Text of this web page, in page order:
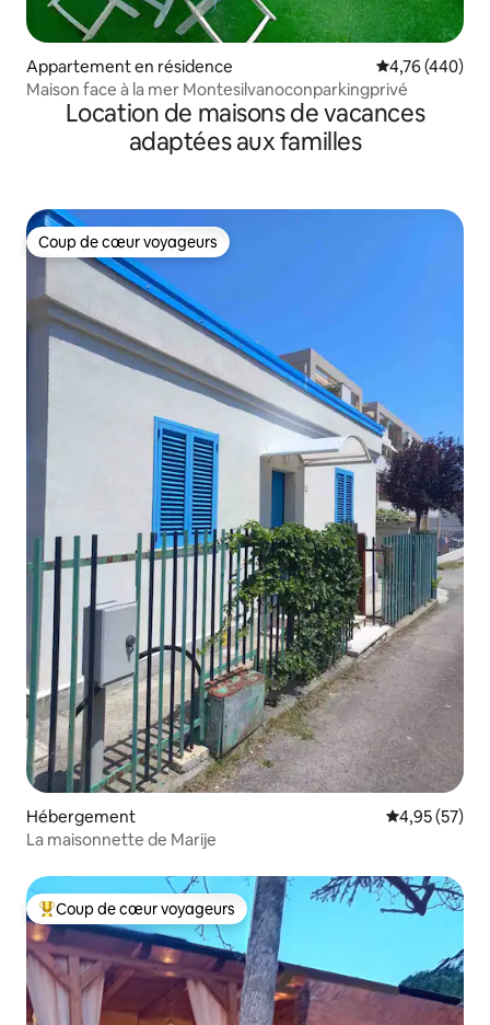
Appartement en résidence Évaluation
4,76 (440)
Maison face à la mer Montesilvanoconparkingprivé
Location de maisons de vacances
adaptées aux familles
Coup de cœur voyageurs
Coup de cœur voyageurs
Hébergement Évaluation
4,95 (57)
La maisonnette de Marije
Coups de cœur voyageurs les plus appréciés
Coup de cœur voyageurs